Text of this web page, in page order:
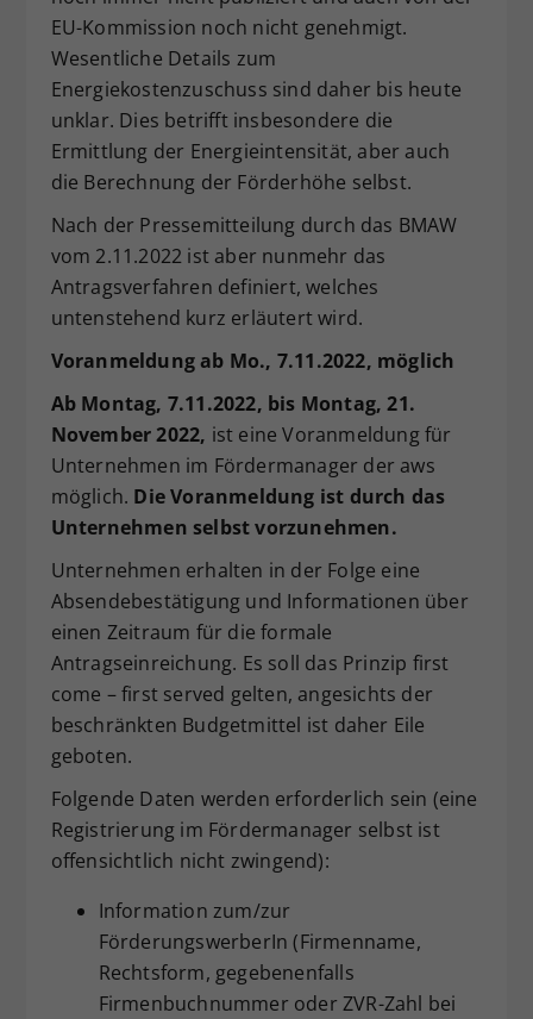
EU-Kommission noch nicht genehmigt.
Wesentliche Details zum
Energiekostenzuschuss sind daher bis heute
unklar. Dies betrifft insbesondere die
Ermittlung der Energieintensität, aber auch
die Berechnung der Förderhöhe selbst.
Nach der Pressemitteilung durch das BMAW
vom 2.11.2022 ist aber nunmehr das
Antragsverfahren definiert, welches
untenstehend kurz erläutert wird.
Voranmeldung ab Mo., 7.11.2022, möglich
Ab Montag, 7.11.2022, bis Montag, 21.
November 2022, ist eine Voranmeldung für
Unternehmen im Fördermanager der aws
möglich. Die Voranmeldung ist durch das
Unternehmen selbst vorzunehmen.
Unternehmen erhalten in der Folge eine
Absendebestätigung und Informationen über
einen Zeitraum für die formale
Antragseinreichung. Es soll das Prinzip first
come – first served gelten, angesichts der
beschränkten Budgetmittel ist daher Eile
geboten.
Folgende Daten werden erforderlich sein (eine
Registrierung im Fördermanager selbst ist
offensichtlich nicht zwingend):
Information zum/zur
FörderungswerberIn (Firmenname,
Rechtsform, gegebenenfalls
Firmenbuchnummer oder ZVR-Zahl bei
Zweck
Dieser Wert speichert Ihre Consent-
Einstellungen. Unter anderem eine
zufällig generierte ID, für die
historische Speicherung Ihrer
vorgenommen Einstellungen, falls der
Webseiten-Betreiber dies eingestellt
hat.